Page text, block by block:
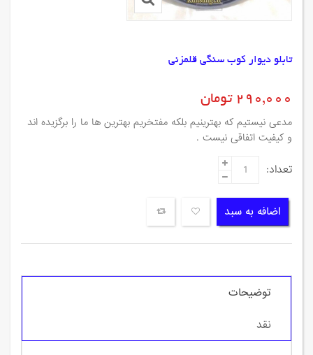
تابلو دیوار کوب سنگی قلمزنی
290,000 تومان
مدعی نیستیم که بهترینیم بلکه مفتخریم بهترین ها ما را برگزیده اند
و کیفیت اتفاقی نیست .
تعداد:
اضافه به سبد
توضیحات
نقد